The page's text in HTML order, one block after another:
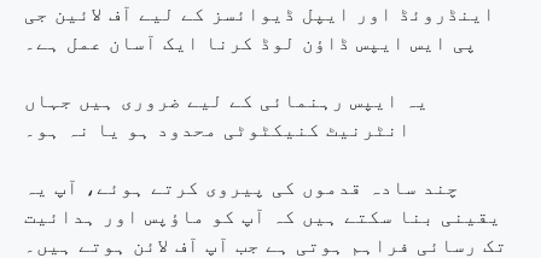
اینڈروئڈ اور ایپل ڈیوائسز کے لیے آف لائین جی
پی ایس ایپس ڈاؤن لوڈ کرنا ایک آسان عمل ہے۔
یہ ایپس رہنمائی کے لیے ضروری ہیں جہاں
انٹرنیٹ کنیکٹوٹی محدود ہو یا نہ ہو۔
چند سادہ قدموں کی پیروی کرتے ہوئے، آپ یہ
یقینی بنا سکتے ہیں کہ آپ کو ماؤپس اور ہدائیت
تک رسائی فراہم ہوتی ہے جب آپ آف لائن ہوتے ہیں۔